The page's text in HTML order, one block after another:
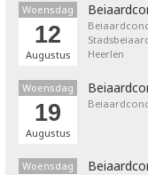
Woensdag
12
Augustus
Heerlen
Woensdag
19
Augustus
Woensdag